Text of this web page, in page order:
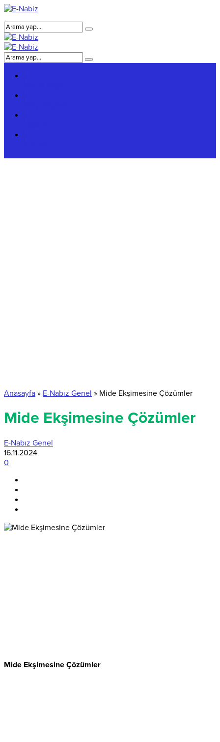
Anasayfa » E-Nabız Genel » Mide Ekşimesine Çözümler
Mide Ekşimesine Çözümler
E-Nabız Genel
16.11.2024
0
Mide Ekşimesine Çözümler